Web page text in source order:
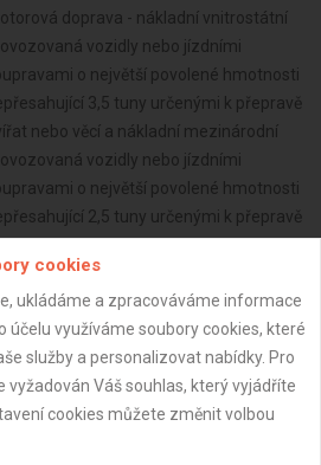
doprava - nákladní vnitrostátní
vozidly nebo jízdními
o největší povolené hmotnosti
3,5 tuny určenými k přepravě
nebo věcí a nákladní mezinárodní
vozidly nebo jízdními
o největší povolené hmotnosti
2,5 tuny určenými k přepravě
určenými pro přepravu nejvýše 9
včetně řidiče od 02/2019 , Provádění
jejich změn a odstraňování od
2023
s.r.o.
cookies
ukládáme a zpracováváme informace
účelu využíváme soubory cookies, které
služby a personalizovat nabídky. Pro
vyžadován Váš souhlas, který vyjádříte
cookies můžete změnit volbou